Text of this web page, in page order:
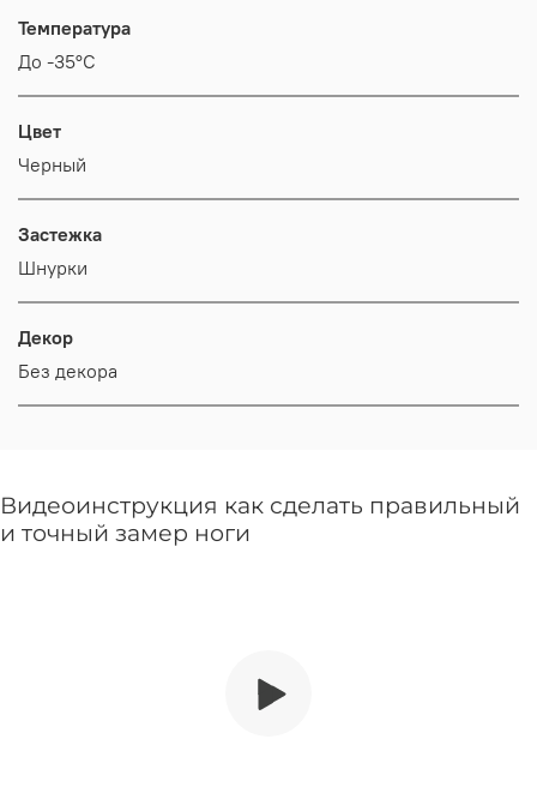
Температура
До -35°С
Цвет
Черный
Застежка
Шнурки
Декор
Без декора
Видеоинструкция как сделать правильный
и точный замер ноги